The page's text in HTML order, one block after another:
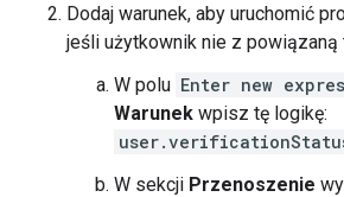
Dodaj warunek, aby uruchomić
jeśli użytkownik nie z powiązaną
W polu Enter new
Warunek wpisz tę logikę:
user.verificationStatus
W sekcji Przenoszenie